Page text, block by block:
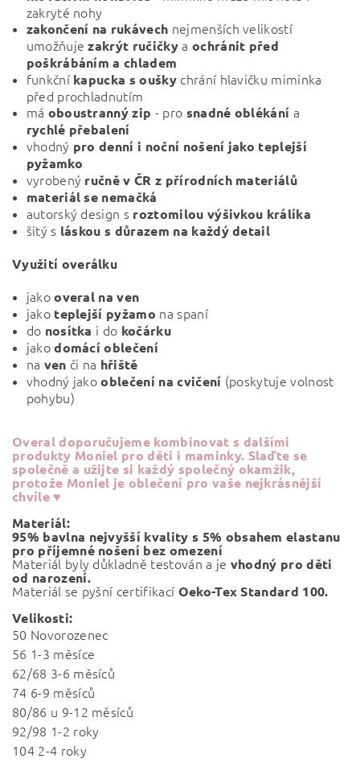
zakryté nohy
zakončení na rukávech nejmenších velikostí
umožňujezakrýt ručičkya ochránit před
poškrábáním a chladem
funkční kapucka s ouškychrání hlavičku miminka
před prochladnutím
má oboustranný zip - pro snadné oblékání a
rychlé přebalení
vhodný pro denní i noční nošení jako teplejší
pyžamko
vyrobený ručně v ČR z přírodních materiálů
materiál se nemačká
autorský design s roztomilou výšivkou králíka
šitý s láskou s důrazem na každý detail
Využití overálku
jakooveral na ven
jako teplejší pyžamo na spaní
do nosítka i do kočárku
jakodomácí oblečení
na ven či na hřiště
vhodný jakooblečení na cvičení (poskytuje volnost
pohybu)
Overal doporučujeme kombinovat s dalšími
produkty Moniel pro děti i maminky. Slaďte se
společně a užijte si každý společný okamžik,
protože Moniel je oblečení pro vaše nejkrásnější
chvíle ♥
Materiál:
95% bavlna nejvyšší kvality s 5% obsahem elastanu
pro příjemné nošení bez omezení
Materiál byly důkladně testován a je vhodný pro děti
od narození.
Materiál se pyšní certifikací Oeko-Tex Standard 100.
Velikosti:
50 Novorozenec
56 1-3 měsíce
62/68 3-6 měsíců
74 6-9 měsíců
80/86 u 9-12 měsíců
92/98 1-2 roky
104 2-4 roky